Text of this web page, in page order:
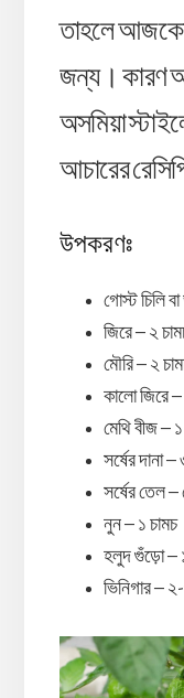
তাহলে
জন্য। কারণ
অসমিয়া
আচারের
উপকরণঃ
গোস্ট চিলি
জিরে – ২
মৌরি – ২
কালো জিরে –
মেথি বীজ –
সর্ষের দানা –
সর্ষের তেল
নুন – ১ চামচ
হলুদ গুঁড়ো –
ভিনিগার –